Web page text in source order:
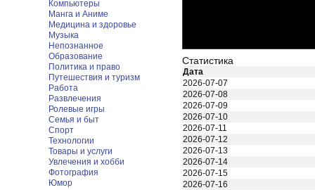
Компьютеры
Манга и Аниме
Медицина и здоровье
Музыка
Непознанное
Образование
Политика и право
Путешествия и туризм
Работа
Развлечения
Ролевые игры
Семья и быт
Спорт
Технологии
Товары и услуги
Увлечения и хобби
Фотография
Юмор
Статистика
Дата
2026-07-07
2026-07-08
2026-07-09
2026-07-10
2026-07-11
2026-07-12
2026-07-13
2026-07-14
2026-07-15
2026-07-16